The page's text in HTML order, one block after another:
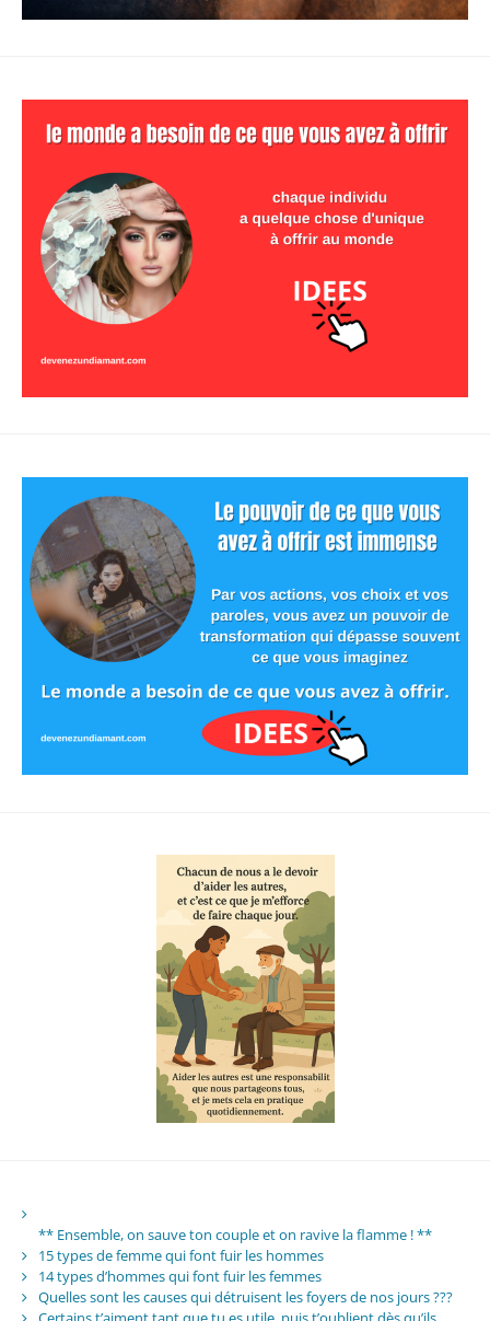
** Ensemble, on sauve ton couple et on ravive la flamme ! **
15 types de femme qui font fuir les hommes
14 types d’hommes qui font fuir les femmes
Quelles sont les causes qui détruisent les foyers de nos jours ???